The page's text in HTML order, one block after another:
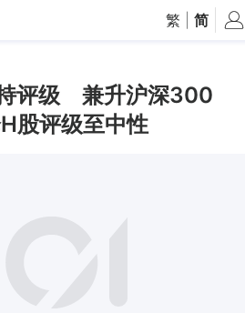
繁 简
评级 兼升沪深300
股评级至中性